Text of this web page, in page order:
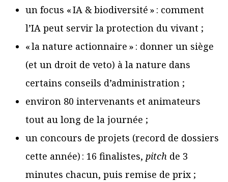
un focus « IA & biodiversité » : comment
l’IA peut servir la protection du vivant ;
« la nature actionnaire » : donner un siège
(et un droit de veto) à la nature dans
certains conseils d’administration ;
environ 80 intervenants et animateurs
tout au long de la journée ;
un concours de projets (record de dossiers
cette année) : 16 finalistes, pitch de 3
minutes chacun, puis remise de prix ;